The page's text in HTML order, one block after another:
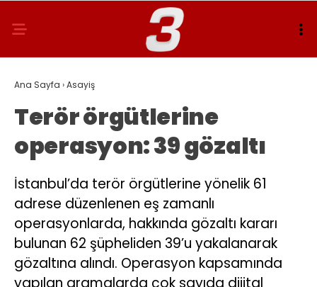
Ana Sayfa ›Asayiş
Terör örgütlerine
operasyon: 39 gözaltı
İstanbul’da terör örgütlerine yönelik 61
adrese düzenlenen eş zamanlı
operasyonlarda, hakkında gözaltı kararı
bulunan 62 şüpheliden 39’u yakalanarak
gözaltına alındı. Operasyon kapsamında
yapılan aramalarda çok sayıda dijital